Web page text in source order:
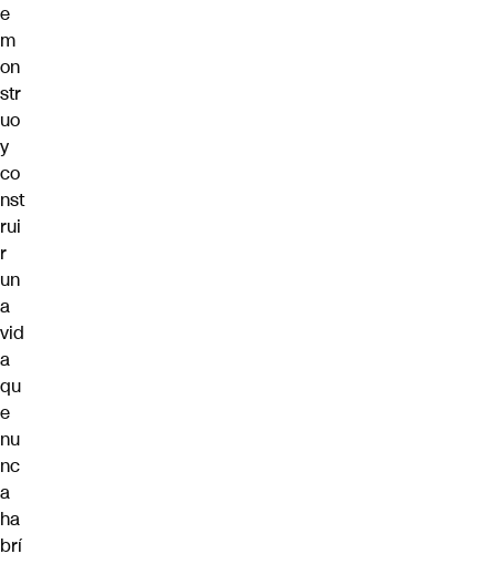
e
m
on
str
uo
y
co
nst
rui
r
un
a
vid
a
qu
e
nu
nc
a
ha
brí